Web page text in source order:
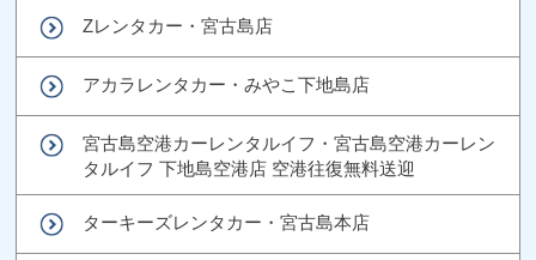
Zレンタカー・宮古島店
アカラレンタカー・みやこ下地島店
宮古島空港カーレンタルイフ・宮古島空港カーレン
タルイフ 下地島空港店 空港往復無料送迎
ターキーズレンタカー・宮古島本店